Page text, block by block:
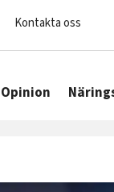
Kontakta oss
Opinion